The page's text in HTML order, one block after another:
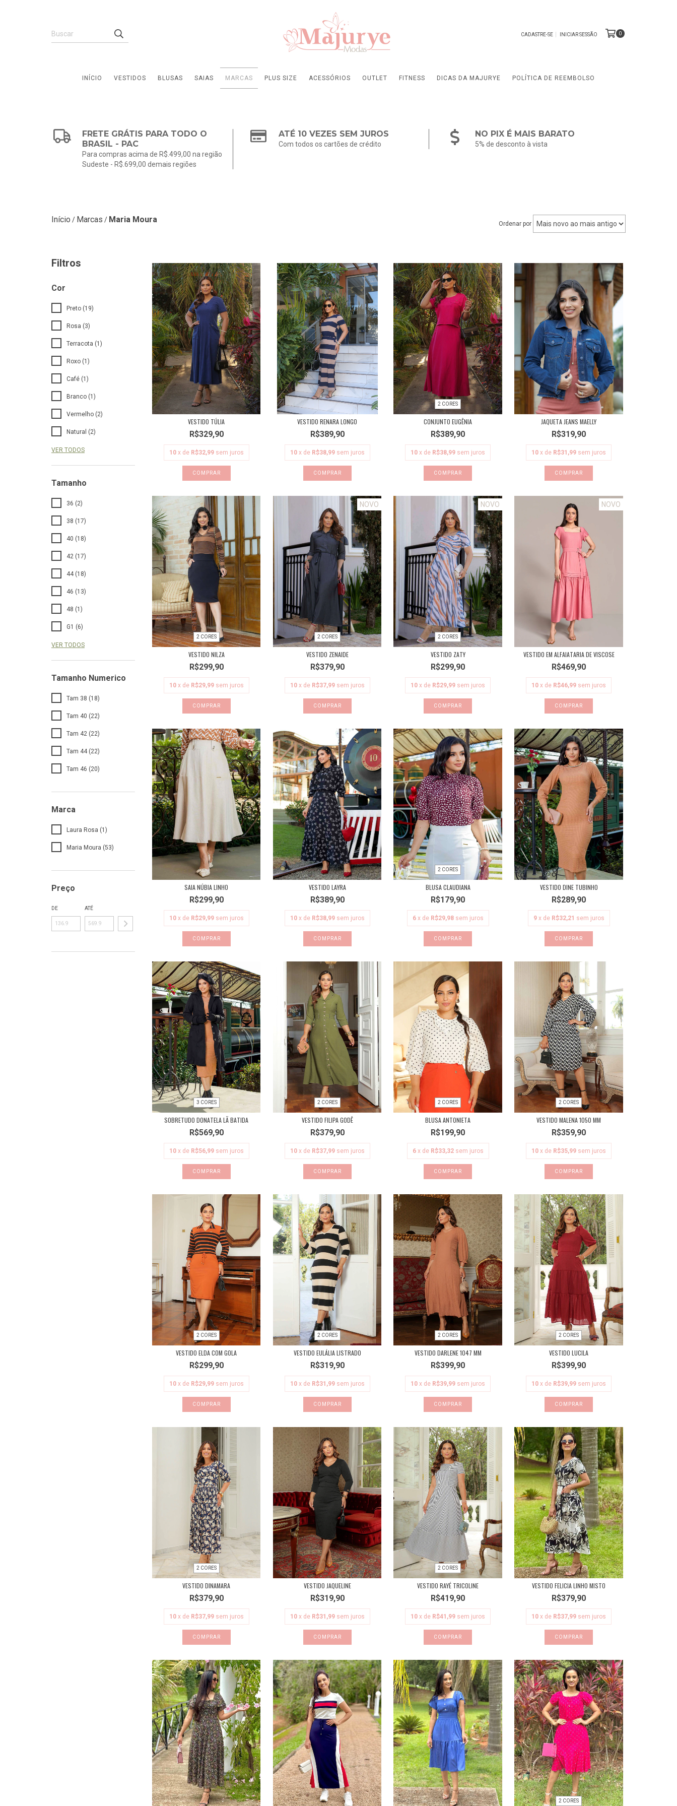
CADASTRE-SE INICIAR SESSÃO 0
INÍCIO VESTIDOS BLUSAS SAIAS MARCAS PLUS SIZE ACESSÓRIOS OUTLET FITNESS DICAS DA MAJURYE POLÍTICA DE REEMBOLSO
FRETE GRÁTIS PARA TODO O
BRASIL - PAC
Para compras acima de R$.499,00 na região
Sudeste - R$.699,00 demais regiões
ATÉ 10 VEZES SEM JUROS
Com todos os cartões de crédito
NO PIX É MAIS BARATO
5% de desconto à vista
Início / Marcas / Maria Moura Ordenar por
Filtros
Cor
Preto (19)
Rosa (3)
Terracota (1)
Roxo (1)
Café (1)
Branco (1)
Vermelho (2)
Natural (2)
VER TODOS
Tamanho
36 (2)
38 (17)
40 (18)
42 (17)
44 (18)
46 (13)
48 (1)
G1 (6)
VER TODOS
Tamanho Numerico
Tam 38 (18)
Tam 40 (22)
Tam 42 (22)
Tam 44 (22)
Tam 46 (20)
Marca
Laura Rosa (1)
Maria Moura (53)
Preço
DE ATÉ
VESTIDO TÚLIA
R$329,90
10 x de R$32,99 sem juros
COMPRAR
VESTIDO RENARA LONGO
R$389,90
10 x de R$38,99 sem juros
COMPRAR
2 CORES
CONJUNTO EUGÊNIA
R$389,90
10 x de R$38,99 sem juros
COMPRAR
JAQUETA JEANS MAELLY
R$319,90
10 x de R$31,99 sem juros
COMPRAR
2 CORES
VESTIDO NILZA
R$299,90
10 x de R$29,99 sem juros
COMPRAR
NOVO
2 CORES
VESTIDO ZENAIDE
R$379,90
10 x de R$37,99 sem juros
COMPRAR
NOVO
2 CORES
VESTIDO ZATY
R$299,90
10 x de R$29,99 sem juros
COMPRAR
NOVO
VESTIDO EM ALFAIATARIA DE VISCOSE
R$469,90
10 x de R$46,99 sem juros
COMPRAR
SAIA NÚBIA LINHO
R$299,90
10 x de R$29,99 sem juros
COMPRAR
VESTIDO LAYRA
R$389,90
10 x de R$38,99 sem juros
COMPRAR
2 CORES
BLUSA CLAUDIANA
R$179,90
6 x de R$29,98 sem juros
COMPRAR
VESTIDO DINE TUBINHO
R$289,90
9 x de R$32,21 sem juros
COMPRAR
3 CORES
SOBRETUDO DONATELA LÃ BATIDA
R$569,90
10 x de R$56,99 sem juros
COMPRAR
2 CORES
VESTIDO FILIPA GODÊ
R$379,90
10 x de R$37,99 sem juros
COMPRAR
2 CORES
BLUSA ANTONIETA
R$199,90
6 x de R$33,32 sem juros
COMPRAR
2 CORES
VESTIDO MALENA 1050 MM
R$359,90
10 x de R$35,99 sem juros
COMPRAR
2 CORES
VESTIDO ELDA COM GOLA
R$299,90
10 x de R$29,99 sem juros
COMPRAR
2 CORES
VESTIDO EULÁLIA LISTRADO
R$319,90
10 x de R$31,99 sem juros
COMPRAR
2 CORES
VESTIDO DARLENE 1047 MM
R$399,90
10 x de R$39,99 sem juros
COMPRAR
2 CORES
VESTIDO LUCILA
R$399,90
10 x de R$39,99 sem juros
COMPRAR
2 CORES
VESTIDO DINAMARA
R$379,90
10 x de R$37,99 sem juros
COMPRAR
VESTIDO JAQUELINE
R$319,90
10 x de R$31,99 sem juros
COMPRAR
2 CORES
VESTIDO RAYÉ TRICOLINE
R$419,90
10 x de R$41,99 sem juros
COMPRAR
VESTIDO FELICIA LINHO MISTO
R$379,90
10 x de R$37,99 sem juros
COMPRAR
2 CORES